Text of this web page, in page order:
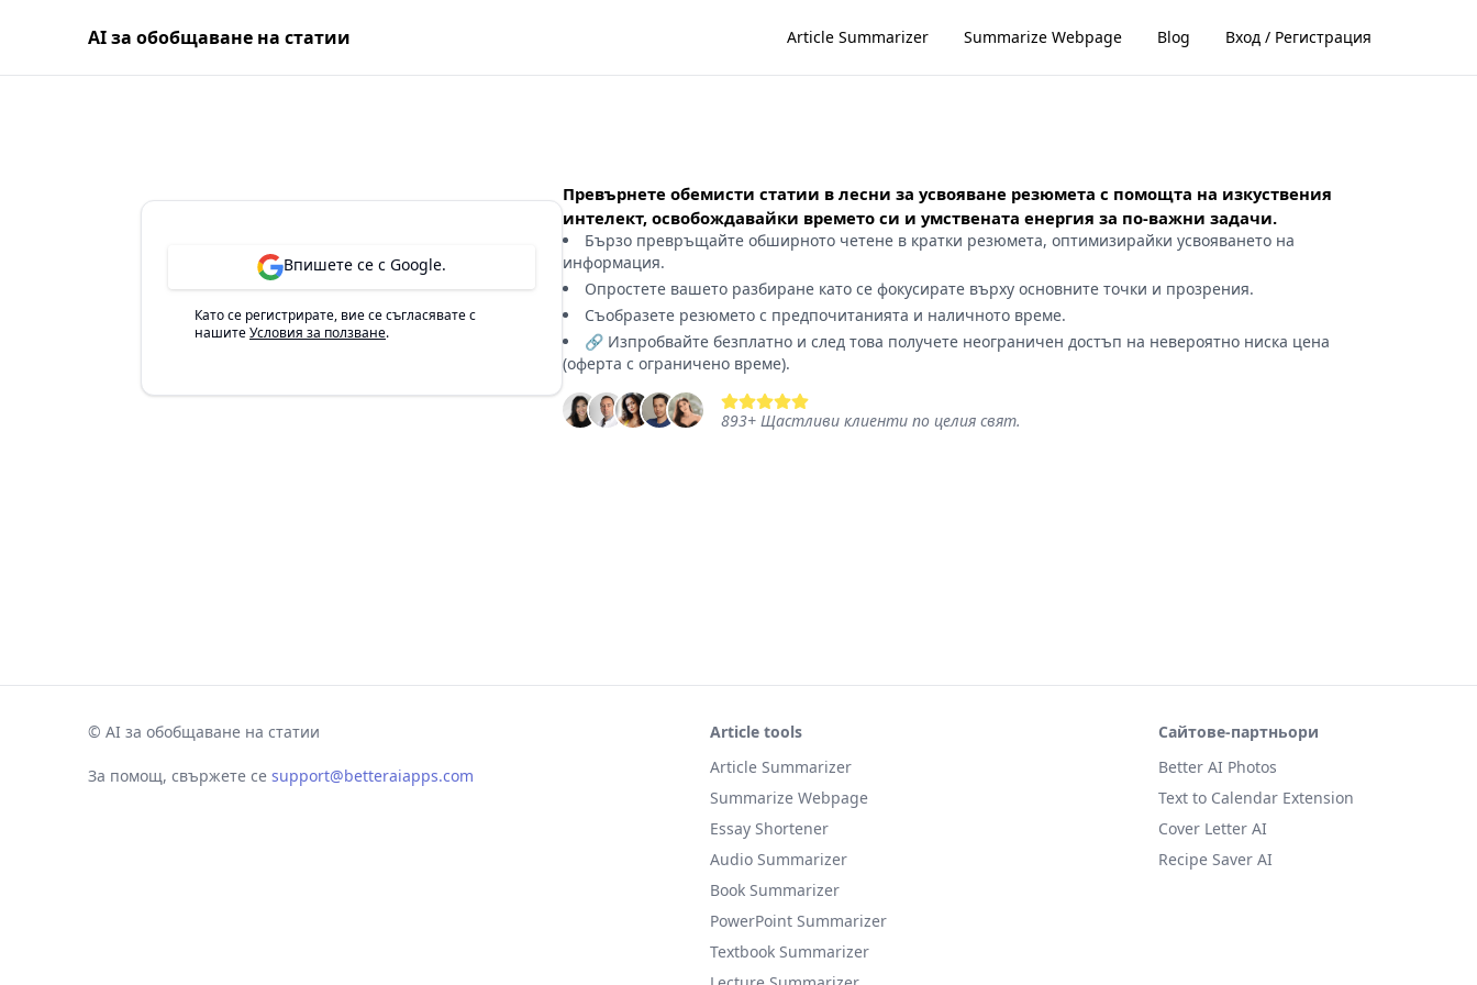
AI за обобщаване на статии Article Summarizer Summarize Webpage Blog Вход / Регистрация
Впишете се с Google.
Като се регистрирате, вие се съгласявате с
нашитеУсловия за ползване.
Превърнете обемисти статии в лесни за усвояване резюмета с помощта на изкуствения
интелект, освобождавайки времето си и умствената енергия за по-важни задачи.
Бързо превръщайте обширното четене в кратки резюмета, оптимизирайки усвояването на
информация.
Опростете вашето разбиране като се фокусирате върху основните точки и прозрения.
Съобразете резюмето с предпочитанията и наличното време.
🔗 Изпробвайте безплатно и след това получете неограничен достъп на невероятно ниска цена
(оферта с ограничено време).
893+ Щастливи клиенти по целия свят.
© AI за обобщаване на статии
За помощ, свържете се support@betteraiapps.com
Article tools
Article Summarizer
Summarize Webpage
Essay Shortener
Audio Summarizer
Book Summarizer
PowerPoint Summarizer
Textbook Summarizer
Сайтове-партньори
Better AI Photos
Text to Calendar Extension
Cover Letter AI
Recipe Saver AI